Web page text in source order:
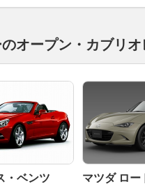
オープン・カブリ
・ベンツ
マツダ ロー